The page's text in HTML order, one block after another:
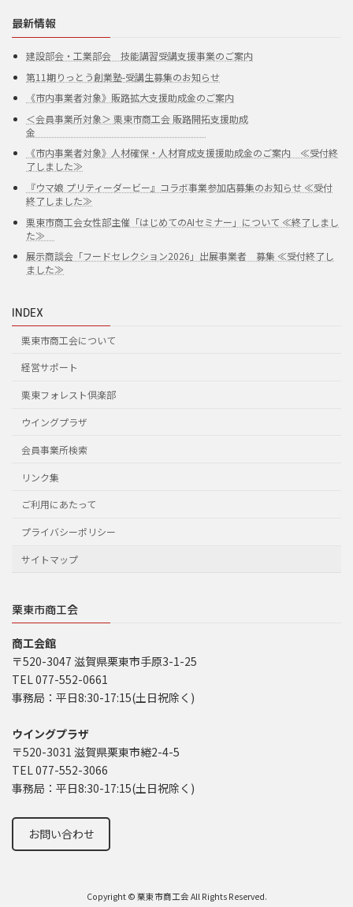
最新情報
建設部会・工業部会 技能講習受講支援事業のご案内
第11期りっとう創業塾-受講生募集のお知らせ
《市内事業者対象》販路拡大支援助成金のご案内
＜会員事業所対象＞ 栗東市商工会 販路開拓支援助成
金
《市内事業者対象》人材確保・人材育成支援援助成金のご案内 ≪受付終
了しました≫
『ウマ娘 プリティーダービー』コラボ事業参加店募集のお知らせ ≪受付
終了しました≫
栗東市商工会女性部主催「はじめてのAIセミナー」について ≪終了しまし
た≫
展示商談会「フードセレクション2026」出展事業者 募集 ≪受付終了し
ました≫
INDEX
栗東市商工会について
経営サポート
栗東フォレスト倶楽部
ウイングプラザ
会員事業所検索
リンク集
ご利用にあたって
プライバシーポリシー
サイトマップ
栗東市商工会
商工会館
〒520-3047 滋賀県栗東市手原3-1-25
TEL 077-552-0661
事務局：平日8:30-17:15(土日祝除く)
ウイングプラザ
〒520-3031 滋賀県栗東市綣2-4-5
TEL 077-552-3066
事務局：平日8:30-17:15(土日祝除く)
お問い合わせ
Copyright © 栗東市商工会 All Rights Reserved.